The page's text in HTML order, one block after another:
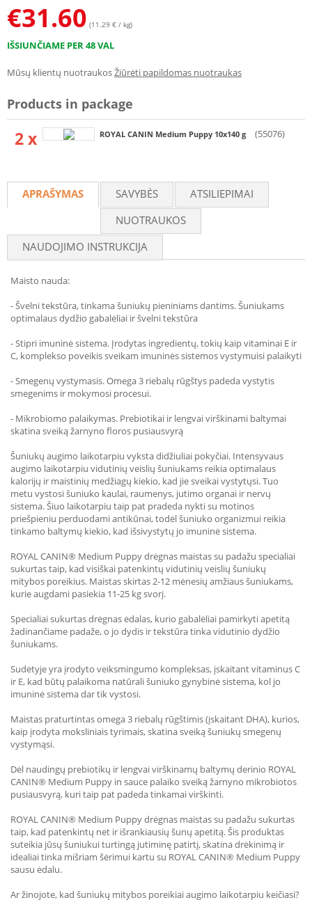
€31.60 (11.29 € / kg)
IŠSIUNČIAME PER 48 VAL
Mūsų klientų nuotraukosŽiūrėti papildomas nuotraukas
Products in package
2 x ROYAL CANIN Medium Puppy 10x140 g (55076)
APRAŠYMAS SAVYBĖS
ATSILIEPIMAI
NUOTRAUKOS
NAUDOJIMO INSTRUKCIJA
Maisto nauda:
- Švelni tekstūra, tinkama šuniukų pieniniams dantims. Šuniukams
optimalaus dydžio gabalėliai ir švelni tekstūra
- Stipri imuninė sistema. Įrodytas ingredientų, tokių kaip vitaminai E ir
C, komplekso poveikis sveikam imuninės sistemos vystymuisi palaikyti
- Smegenų vystymasis. Omega 3 riebalų rūgštys padeda vystytis
smegenims ir mokymosi procesui.
- Mikrobiomo palaikymas. Prebiotikai ir lengvai virškinami baltymai
skatina sveiką žarnyno floros pusiausvyrą
Šuniukų augimo laikotarpiu vyksta didžiuliai pokyčiai. Intensyvaus
augimo laikotarpiu vidutinių veislių šuniukams reikia optimalaus
kalorijų ir maistinių medžiagų kiekio, kad jie sveikai vystytųsi. Tuo
metu vystosi šuniuko kaulai, raumenys, jutimo organai ir nervų
sistema. Šiuo laikotarpiu taip pat pradeda nykti su motinos
priešpieniu perduodami antikūnai, todėl šuniuko organizmui reikia
tinkamo baltymų kiekio, kad išsivystytų jo imuninė sistema.
ROYAL CANIN® Medium Puppy drėgnas maistas su padažu specialiai
sukurtas taip, kad visiškai patenkintų vidutinių veislių šuniukų
mitybos poreikius. Maistas skirtas 2-12 mėnesių amžiaus šuniukams,
kurie augdami pasiekia 11-25 kg svorį.
Specialiai sukurtas drėgnas ėdalas, kurio gabalėliai pamirkyti apetitą
žadinančiame padaže, o jo dydis ir tekstūra tinka vidutinio dydžio
šuniukams.
Sudėtyje yra įrodyto veiksmingumo kompleksas, įskaitant vitaminus C
ir E, kad būtų palaikoma natūrali šuniuko gynybinė sistema, kol jo
imuninė sistema dar tik vystosi.
Maistas praturtintas omega 3 riebalų rūgštimis (įskaitant DHA), kurios,
kaip įrodyta moksliniais tyrimais, skatina sveiką šuniukų smegenų
vystymąsi.
Dėl naudingų prebiotikų ir lengvai virškinamų baltymų derinio ROYAL
CANIN® Medium Puppy in sauce palaiko sveiką žarnyno mikrobiotos
pusiausvyrą, kuri taip pat padeda tinkamai virškinti.
ROYAL CANIN® Medium Puppy drėgnas maistas su padažu sukurtas
taip, kad patenkintų net ir išrankiausių šunų apetitą. Šis produktas
suteikia jūsų šuniukui turtingą jutiminę patirtį, skatina drėkinimą ir
idealiai tinka mišriam šėrimui kartu su ROYAL CANIN® Medium Puppy
sausu ėdalu.
Ar žinojote, kad šuniukų mitybos poreikiai augimo laikotarpiu keičiasi?